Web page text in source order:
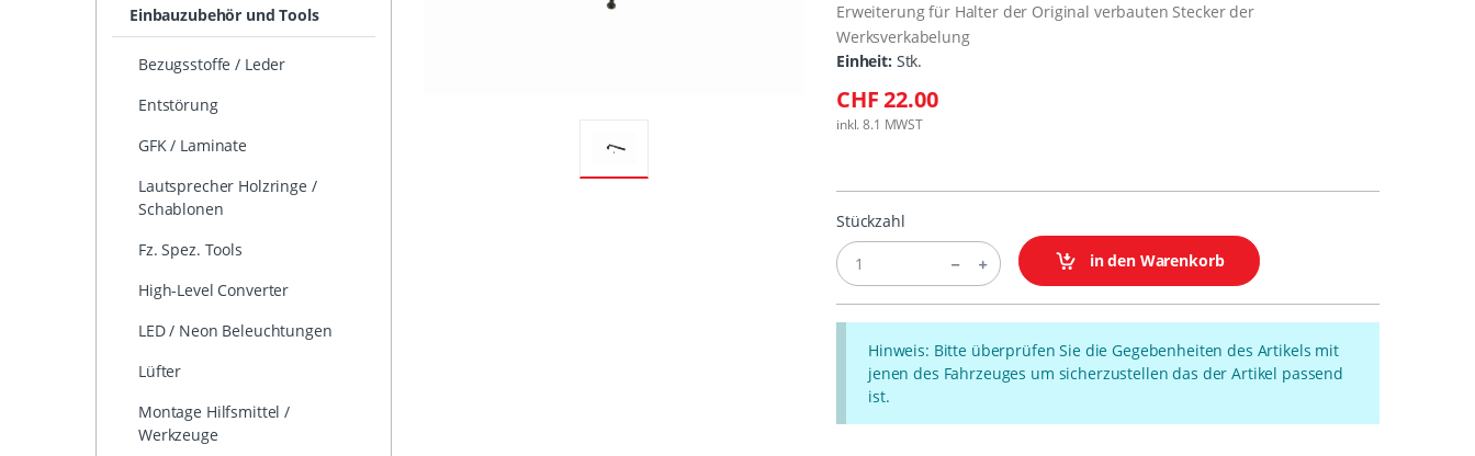
Einbauzubehör und Tools
Bezugsstoffe / Leder
Entstörung
GFK / Laminate
Lautsprecher Holzringe /
Schablonen
Fz. Spez. Tools
High-Level Converter
LED / Neon Beleuchtungen
Lüfter
Montage Hilfsmittel /
Werkzeuge
Erweiterung für Halter der Original verbauten Stecker der
Werksverkabelung
Einheit: Stk.
CHF 22.00
inkl. 8.1 MWST
Stückzahl
in den Warenkorb
Hinweis: Bitte überprüfen Sie die Gegebenheiten des Artikels mit
jenen des Fahrzeuges um sicherzustellen das der Artikel passend
ist.